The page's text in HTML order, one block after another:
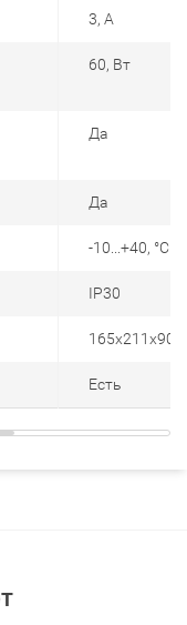
3, А
60, Вт
Да
Да
-10...+40, °С
IP30
165х211х90,
Есть